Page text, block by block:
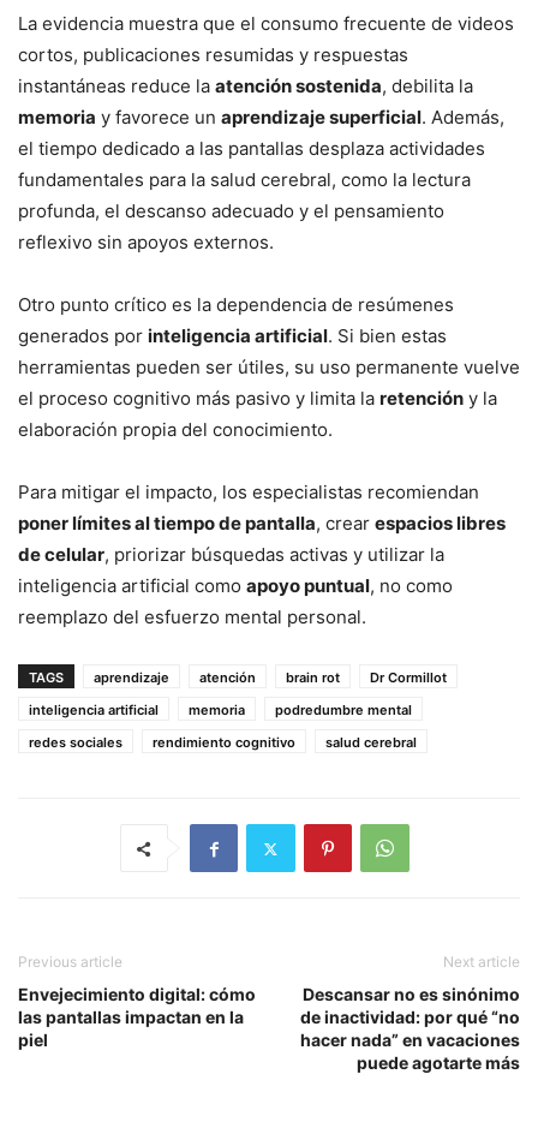
La evidencia muestra que el consumo frecuente de videos
cortos, publicaciones resumidas y respuestas
instantáneas reduce la atención sostenida, debilita la
memoria y favorece un aprendizaje superficial. Además,
el tiempo dedicado a las pantallas desplaza actividades
fundamentales para la salud cerebral, como la lectura
profunda, el descanso adecuado y el pensamiento
reflexivo sin apoyos externos.
Otro punto crítico es la dependencia de resúmenes
generados por inteligencia artificial. Si bien estas
herramientas pueden ser útiles, su uso permanente vuelve
el proceso cognitivo más pasivo y limita la retención y la
elaboración propia del conocimiento.
Para mitigar el impacto, los especialistas recomiendan
poner límites al tiempo de pantalla, crear espacios libres
de celular, priorizar búsquedas activas y utilizar la
inteligencia artificial como apoyo puntual, no como
reemplazo del esfuerzo mental personal.
TAGS aprendizaje atención brain rot
Dr Cormillot
inteligencia artificial
memoria
podredumbre mental
redes sociales
rendimiento cognitivo salud cerebral
Previous article
Envejecimiento digital: cómo
las pantallas impactan en la
piel
Next article
Descansar no es sinónimo
de inactividad: por qué “no
hacer nada” en vacaciones
puede agotarte más